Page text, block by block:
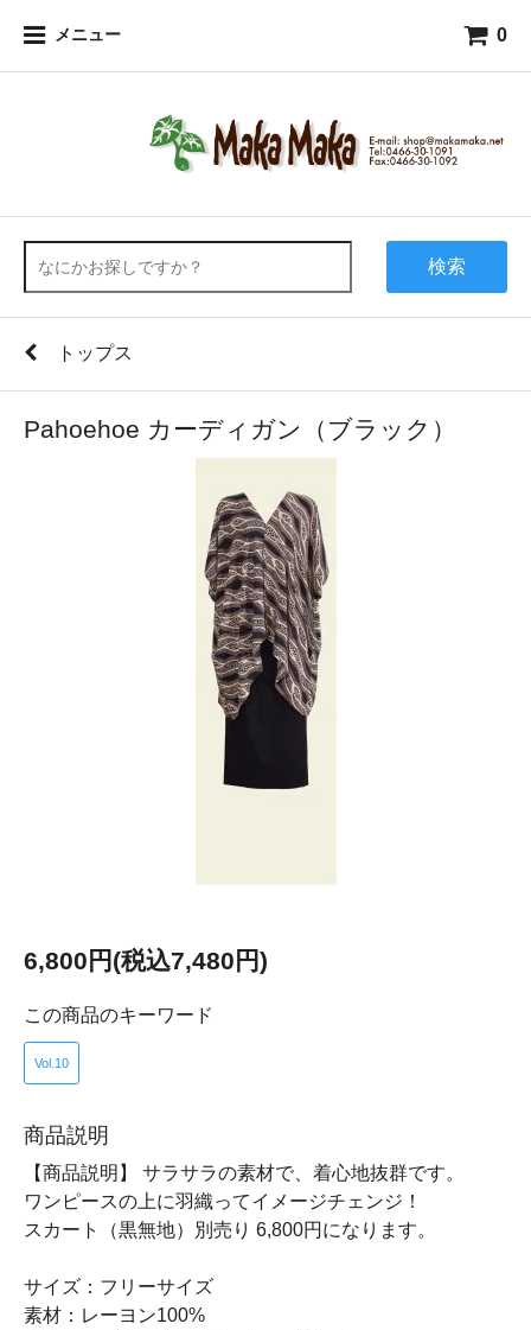
メニュー 0
検索
トップス
Pahoehoe カーディガン（ブラック）
6,800円(税込7,480円)
この商品のキーワード
Vol.10
商品説明
【商品説明】 サラサラの素材で、着心地抜群です。
ワンピースの上に羽織ってイメージチェンジ！
スカート（黒無地）別売り 6,800円になります。
サイズ：フリーサイズ
素材：レーヨン100%